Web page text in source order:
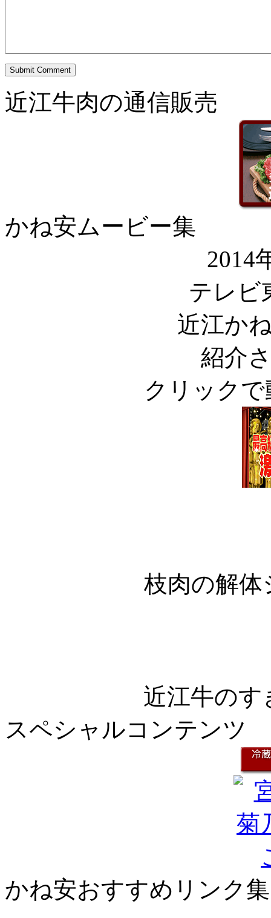
Submit Comment
近江牛肉の通信販売
かね安ムービー集
2014
テレビ
近江か
紹介
クリックで
枝肉の解
近江牛の
スペシャルコンテンツ
かね安おすすめリンク集